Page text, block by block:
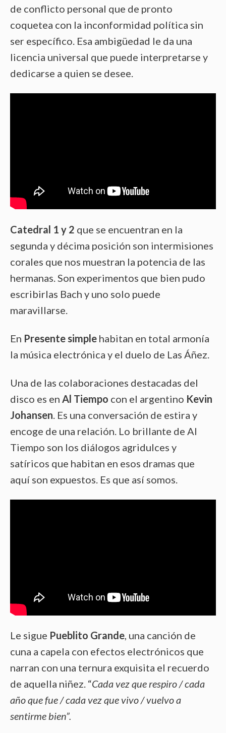
de conflicto personal que de pronto
coquetea con la inconformidad política sin
ser específico. Esa ambigüedad le da una
licencia universal que puede interpretarse y
dedicarse a quien se desee.
Catedral 1 y 2 que se encuentran en la
segunda y décima posición son intermisiones
corales que nos muestran la potencia de las
hermanas. Son experimentos que bien pudo
escribirlas Bach y uno solo puede
maravillarse.
En Presente simple habitan en total armonía
la música electrónica y el duelo de Las Áñez.
Una de las colaboraciones destacadas del
disco es en Al Tiempo con el argentino Kevin
Johansen. Es una conversación de estira y
encoge de una relación. Lo brillante de Al
Tiempo son los diálogos agridulces y
satíricos que habitan en esos dramas que
aquí son expuestos. Es que así somos.
Le sigue Pueblito Grande, una canción de
cuna a capela con efectos electrónicos que
narran con una ternura exquisita el recuerdo
de aquella niñez. “Cada vez que respiro / cada
año que fue / cada vez que vivo / vuelvo a
sentirme bien”.